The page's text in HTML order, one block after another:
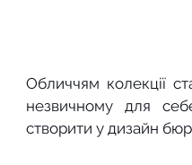
Обличчям колекції
незвичному для
створити у дизайн